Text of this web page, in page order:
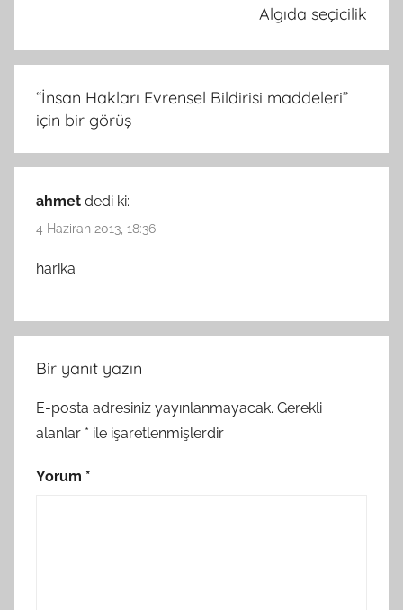
Algıda seçicilik
“İnsan Hakları Evrensel Bildirisi maddeleri”
için bir görüş
ahmet dedi ki:
4 Haziran 2013, 18:36
harika
Bir yanıt yazın
E-posta adresiniz yayınlanmayacak. Gerekli
alanlar * ile işaretlenmişlerdir
Yorum *